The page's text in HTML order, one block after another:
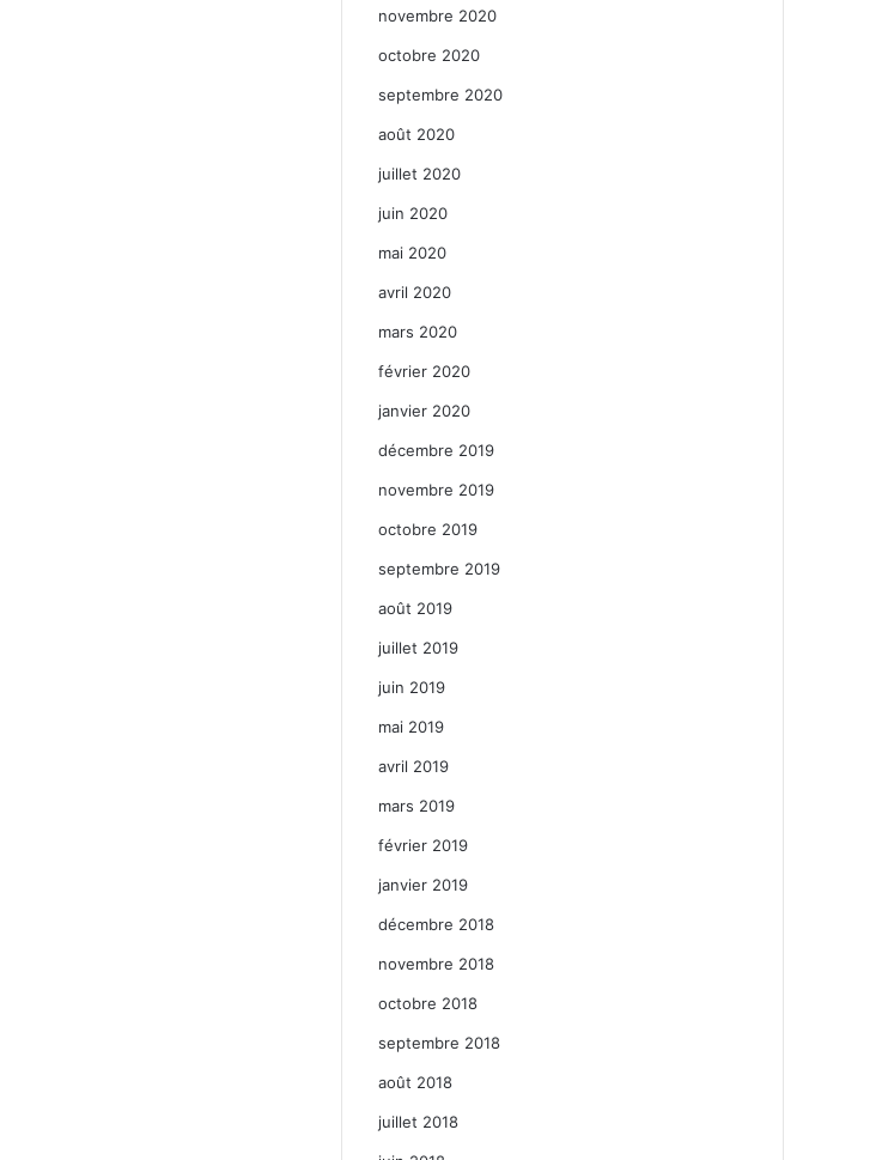
novembre 2020
octobre 2020
septembre 2020
août 2020
juillet 2020
juin 2020
mai 2020
avril 2020
mars 2020
février 2020
janvier 2020
décembre 2019
novembre 2019
octobre 2019
septembre 2019
août 2019
juillet 2019
juin 2019
mai 2019
avril 2019
mars 2019
février 2019
janvier 2019
décembre 2018
novembre 2018
octobre 2018
septembre 2018
août 2018
juillet 2018